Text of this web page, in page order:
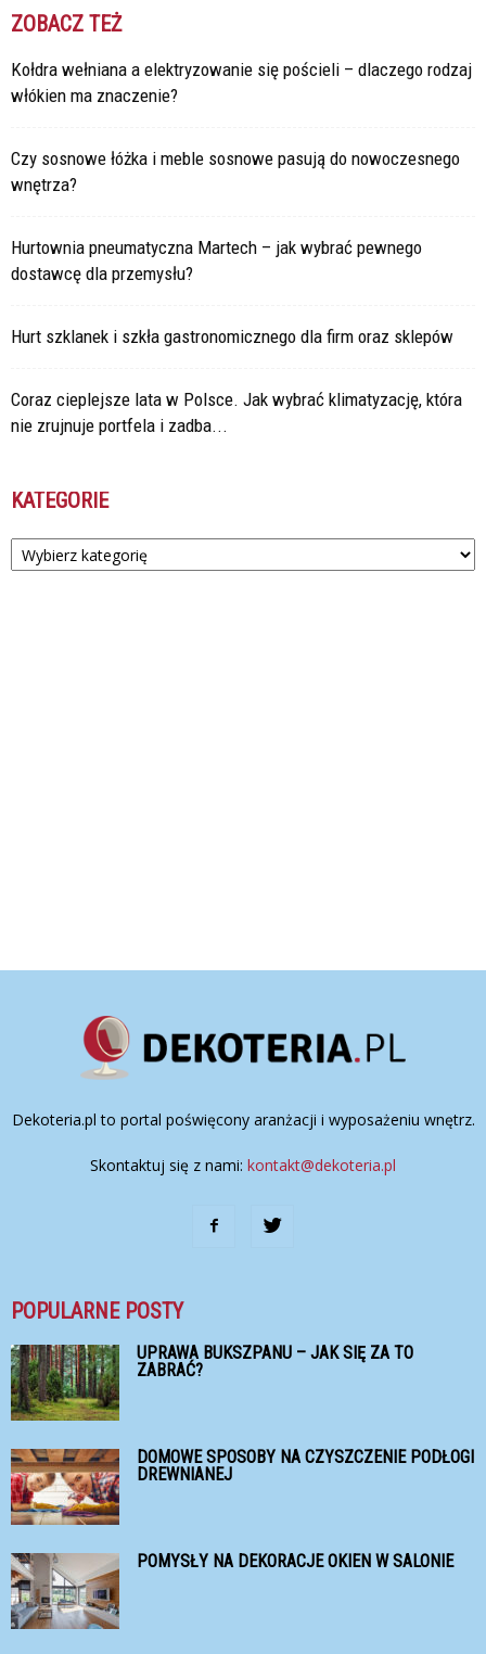
ZOBACZ TEŻ
Kołdra wełniana a elektryzowanie się pościeli – dlaczego rodzaj
włókien ma znaczenie?
Czy sosnowe łóżka i meble sosnowe pasują do nowoczesnego
wnętrza?
Hurtownia pneumatyczna Martech – jak wybrać pewnego
dostawcę dla przemysłu?
Hurt szklanek i szkła gastronomicznego dla firm oraz sklepów
Coraz cieplejsze lata w Polsce. Jak wybrać klimatyzację, która
nie zrujnuje portfela i zadba...
KATEGORIE
Kategorie
Dekoteria.pl to portal poświęcony aranżacji i wyposażeniu wnętrz.
Skontaktuj się z nami: kontakt@dekoteria.pl
POPULARNE POSTY
UPRAWA BUKSZPANU – JAK SIĘ ZA TO
ZABRAĆ?
DOMOWE SPOSOBY NA CZYSZCZENIE PODŁOGI
DREWNIANEJ
POMYSŁY NA DEKORACJE OKIEN W SALONIE